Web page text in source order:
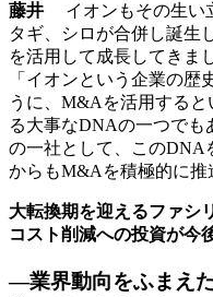
藤井 イオンもその生い
タギ、シロが合併し誕生
を活用して成長してきま
「イオンという企業の
うに、M&Aを活用する
る大事なDNAの一つでも
の一社として、このDNA
からもM&Aを積極的に推
大転換期を迎えるファシ
コスト削減への投資が今
―業界動向をふまえ